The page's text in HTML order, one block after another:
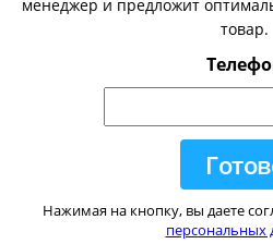
менеджер и предложит
товар.
Нажимая на кнопку, вы даете
персональных